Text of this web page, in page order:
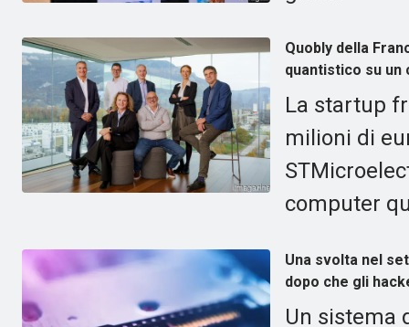
Quobly della
quantistico su un
La startup
milioni di
computer
Una svolta nel
dopo che gli
Un sistema